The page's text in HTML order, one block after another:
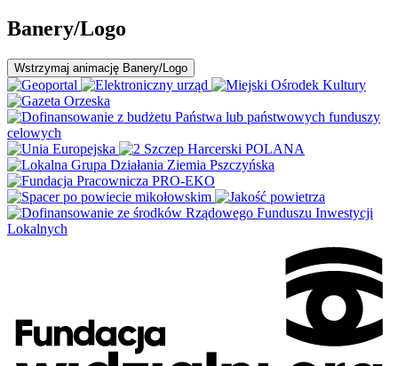
Banery/Logo
Wstrzymaj animację Banery/Logo